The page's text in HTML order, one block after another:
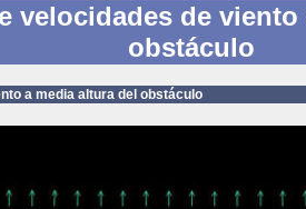
velocidades de
obstáculo
altura del obstáculo